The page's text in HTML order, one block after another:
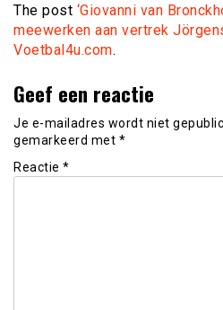
The post ‘Giovanni van
meewerken aan vertrek
Voetbal4u.com.
Geef een reactie
Je e-mailadres wordt niet
gemarkeerd met *
Reactie *